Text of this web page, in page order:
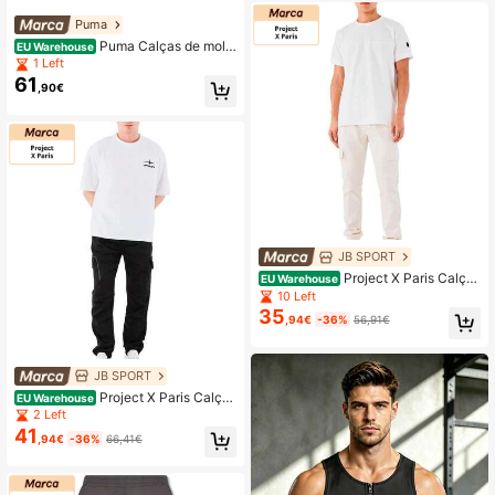
Puma
EU Warehouse Puma Calças de mole
tom masculinas
1 Left
61 ,90€
JB SPORT
EU Warehouse Project X Paris Calças
de moletom masculinas
2 Left
41 ,94€ -36% 66,41€
al e confortável. Com cintura elásti
ca ajustável, diversos bolsos e pun
hos elásticos, esta calça versátil é i
deal para o dia a dia.
JB SPORT
EU Warehouse Project X Paris Calças
de moletom masculinas
10 Left
35 ,94€ -36% 56,91€